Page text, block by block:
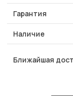
Гарантия
Наличие
Ближайшая